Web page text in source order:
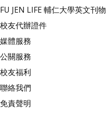
FU JEN LIFE 輔仁大學英文刊物
校友代辦證件
媒體服務
公關服務
校友福利
聯絡我們
免責聲明